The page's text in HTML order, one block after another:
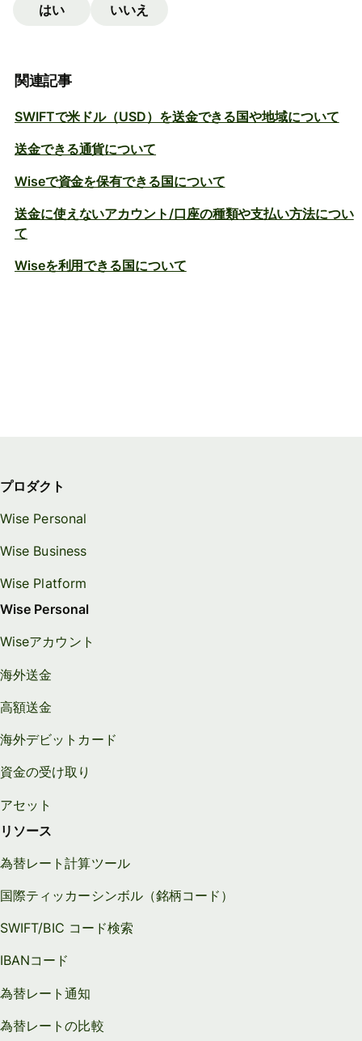
はい いいえ
関連記事
SWIFTで米ドル（USD）を送金できる国や地域について
送金できる通貨について
Wiseで資金を保有できる国について
送金に使えないアカウント/口座の種類や支払い方法につい
て
Wiseを利用できる国について
プロダクト
Wise Personal
Wise Business
Wise Platform
Wise Personal
Wiseアカウント
海外送金
高額送金
海外デビットカード
資金の受け取り
アセット
リソース
為替レート計算ツール
国際ティッカーシンボル（銘柄コード）
SWIFT/BIC コード検索
IBANコード
為替レート通知
為替レートの比較